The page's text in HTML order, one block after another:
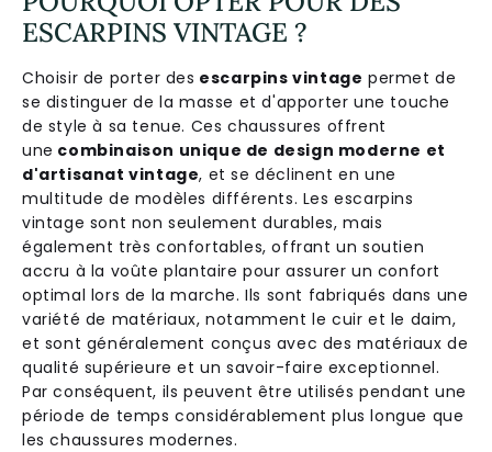
ESCARPINS VINTAGE ?
Choisir de porter des escarpins vintage permet de
se distinguer de la masse et d'apporter une touche
de style à sa tenue. Ces chaussures offrent
une combinaison unique de design moderne et
d'artisanat vintage, et se déclinent en une
multitude de modèles différents. Les escarpins
vintage sont non seulement durables, mais
également très confortables, offrant un soutien
accru à la voûte plantaire pour assurer un confort
optimal lors de la marche. Ils sont fabriqués dans une
variété de matériaux, notamment le cuir et le daim,
et sont généralement conçus avec des matériaux de
qualité supérieure et un savoir-faire exceptionnel.
Par conséquent, ils peuvent être utilisés pendant une
période de temps considérablement plus longue que
les chaussures modernes.